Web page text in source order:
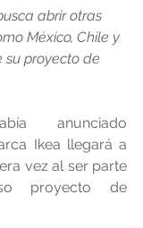
abrir otras
México, Chile y
su proyecto de
anunciado
Ikea llegará a
vez al ser parte
proyecto de